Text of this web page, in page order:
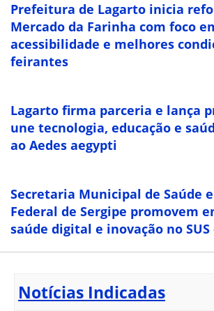
Prefeitura de Lagarto inicia
Mercado da Farinha com foco
acessibilidade e melhores
feirantes
Lagarto firma parceria e lança
une tecnologia, educação e
ao Aedes aegypti
Secretaria Municipal de Saúde
Federal de Sergipe promovem
saúde digital e inovação no
Notícias Indicadas